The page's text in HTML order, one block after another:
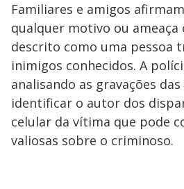
Familiares e amigos
qualquer motivo ou ameaça
descrito como uma pessoa
inimigos conhecidos. A
analisando as gravações
identificar o autor dos
celular da vítima que pode
valiosas sobre o criminoso.